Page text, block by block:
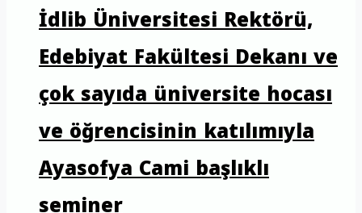
İdlib Üniversitesi Rektörü,
Edebiyat Fakültesi Dekanı ve
çok sayıda üniversite hocası
ve öğrencisinin katılımıyla
Ayasofya Cami başlıklı
seminer